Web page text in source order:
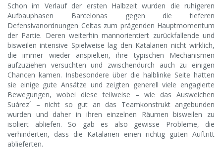
Schon im Verlauf der ersten Halbzeit wurden die ruhigeren
Aufbauphasen Barcelonas gegen die tieferen
Defensivanordnungen Celtas zum prägenden Hauptmomentum
der Partie. Deren weiterhin mannorientiert zurückfallende und
bisweilen intensive Spielweise lag den Katalanen nicht wirklich,
die immer wieder anspielten, ihre typischen Mechanismen
aufzuziehen versuchten und zwischendurch auch zu einigen
Chancen kamen. Insbesondere über die halblinke Seite hatten
sie einige gute Ansätze und zeigten generell viele engagierte
Bewegungen, wobei diese teilweise – wie das Ausweichen
Suárez´ – nicht so gut an das Teamkonstrukt angebunden
wurden und daher in ihren einzelnen Räumen bisweilen zu
isoliert abliefen. So gab es also gewisse Probleme, die
verhinderten, dass die Katalanen einen richtig guten Auftritt
ablieferten.